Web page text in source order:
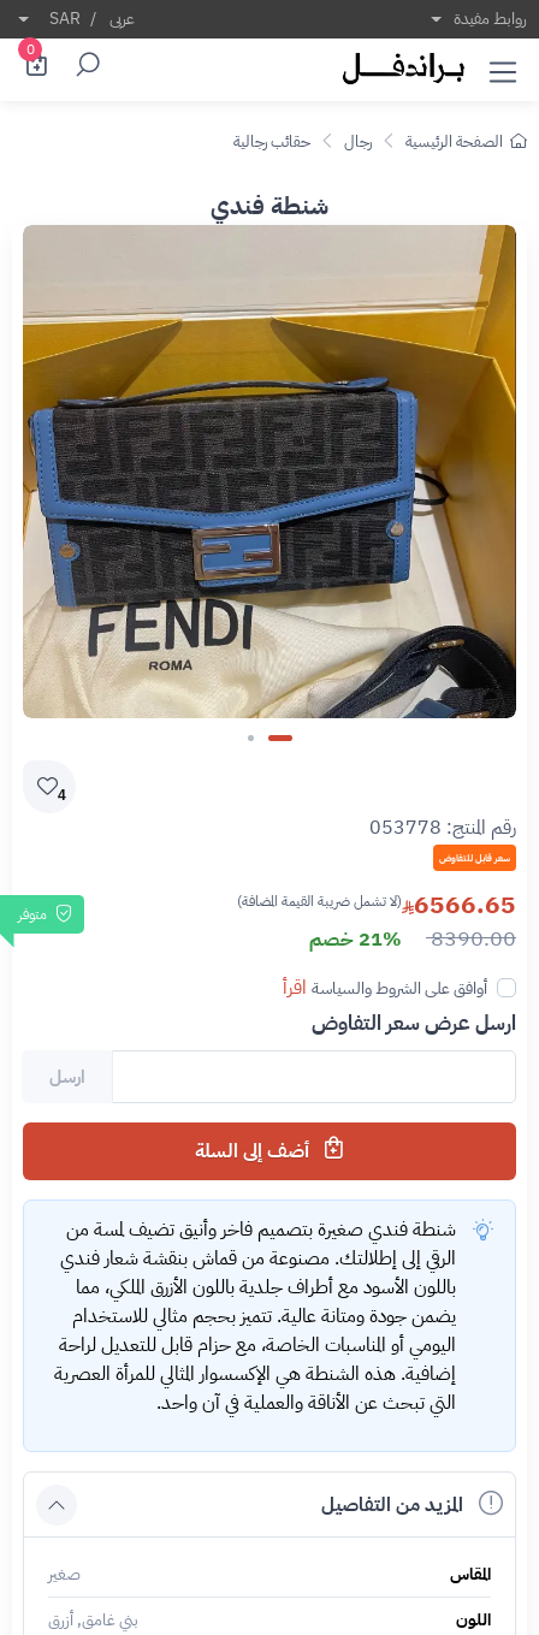
روابط مفيدة عربى /
SAR
0
الصفحة الرئيسية رجال حقائب رجالية
شنطة فندي
4
رقم المنتج: 053778
سعر قابل للتفاوض
متوفر 6566.65 (لا تشمل ضريبة القيمة المضافة)
8390.00 21% خصم
أوافق على الشروط والسياسة اقرأ
ارسل عرض سعر التفاوض
ارسل
شنطة فندي صغيرة بتصميم فاخر وأنيق تضيف لمسة من
الرقي إلى إطلالتك. مصنوعة من قماش بنقشة شعار فندي
باللون الأسود مع أطراف جلدية باللون الأزرق الملكي، مما
يضمن جودة ومتانة عالية. تتميز بحجم مثالي للاستخدام
اليومي أو المناسبات الخاصة، مع حزام قابل للتعديل لراحة
إضافية. هذه الشنطة هي الإكسسوار المثالي للمرأة العصرية
التي تبحث عن الأناقة والعملية في آن واحد.
المزيد من التفاصيل
المقاس
صغير
اللون
بني غامق, أزرق